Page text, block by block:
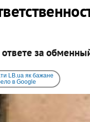
за
LB.ua як бажане
в Google